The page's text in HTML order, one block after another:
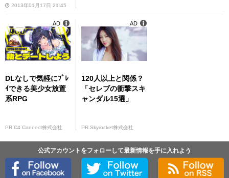
2013年01月17日 21:45
DLなしで気軽にﾌﾟﾚ
ｲできる美少女放置
系RPG
PR C4 Connect株式会社
AD
120人以上と関係？
「セレブの衝撃スキ
ャンダル15選」
PR Skyrocket株式会社
AD
公式アカウントをフォローして最新情報を手に入れよう